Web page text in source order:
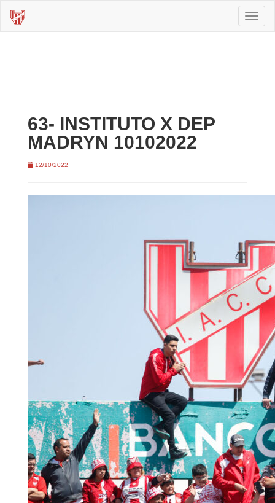
63- INSTITUTO X DEP
MADRYN 10102022
12/10/2022